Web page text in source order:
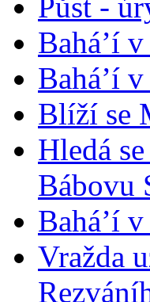
Bahá’í
Bahá’í
Blíží se
Hledá
Bábovu
Bahá’í
Vražda